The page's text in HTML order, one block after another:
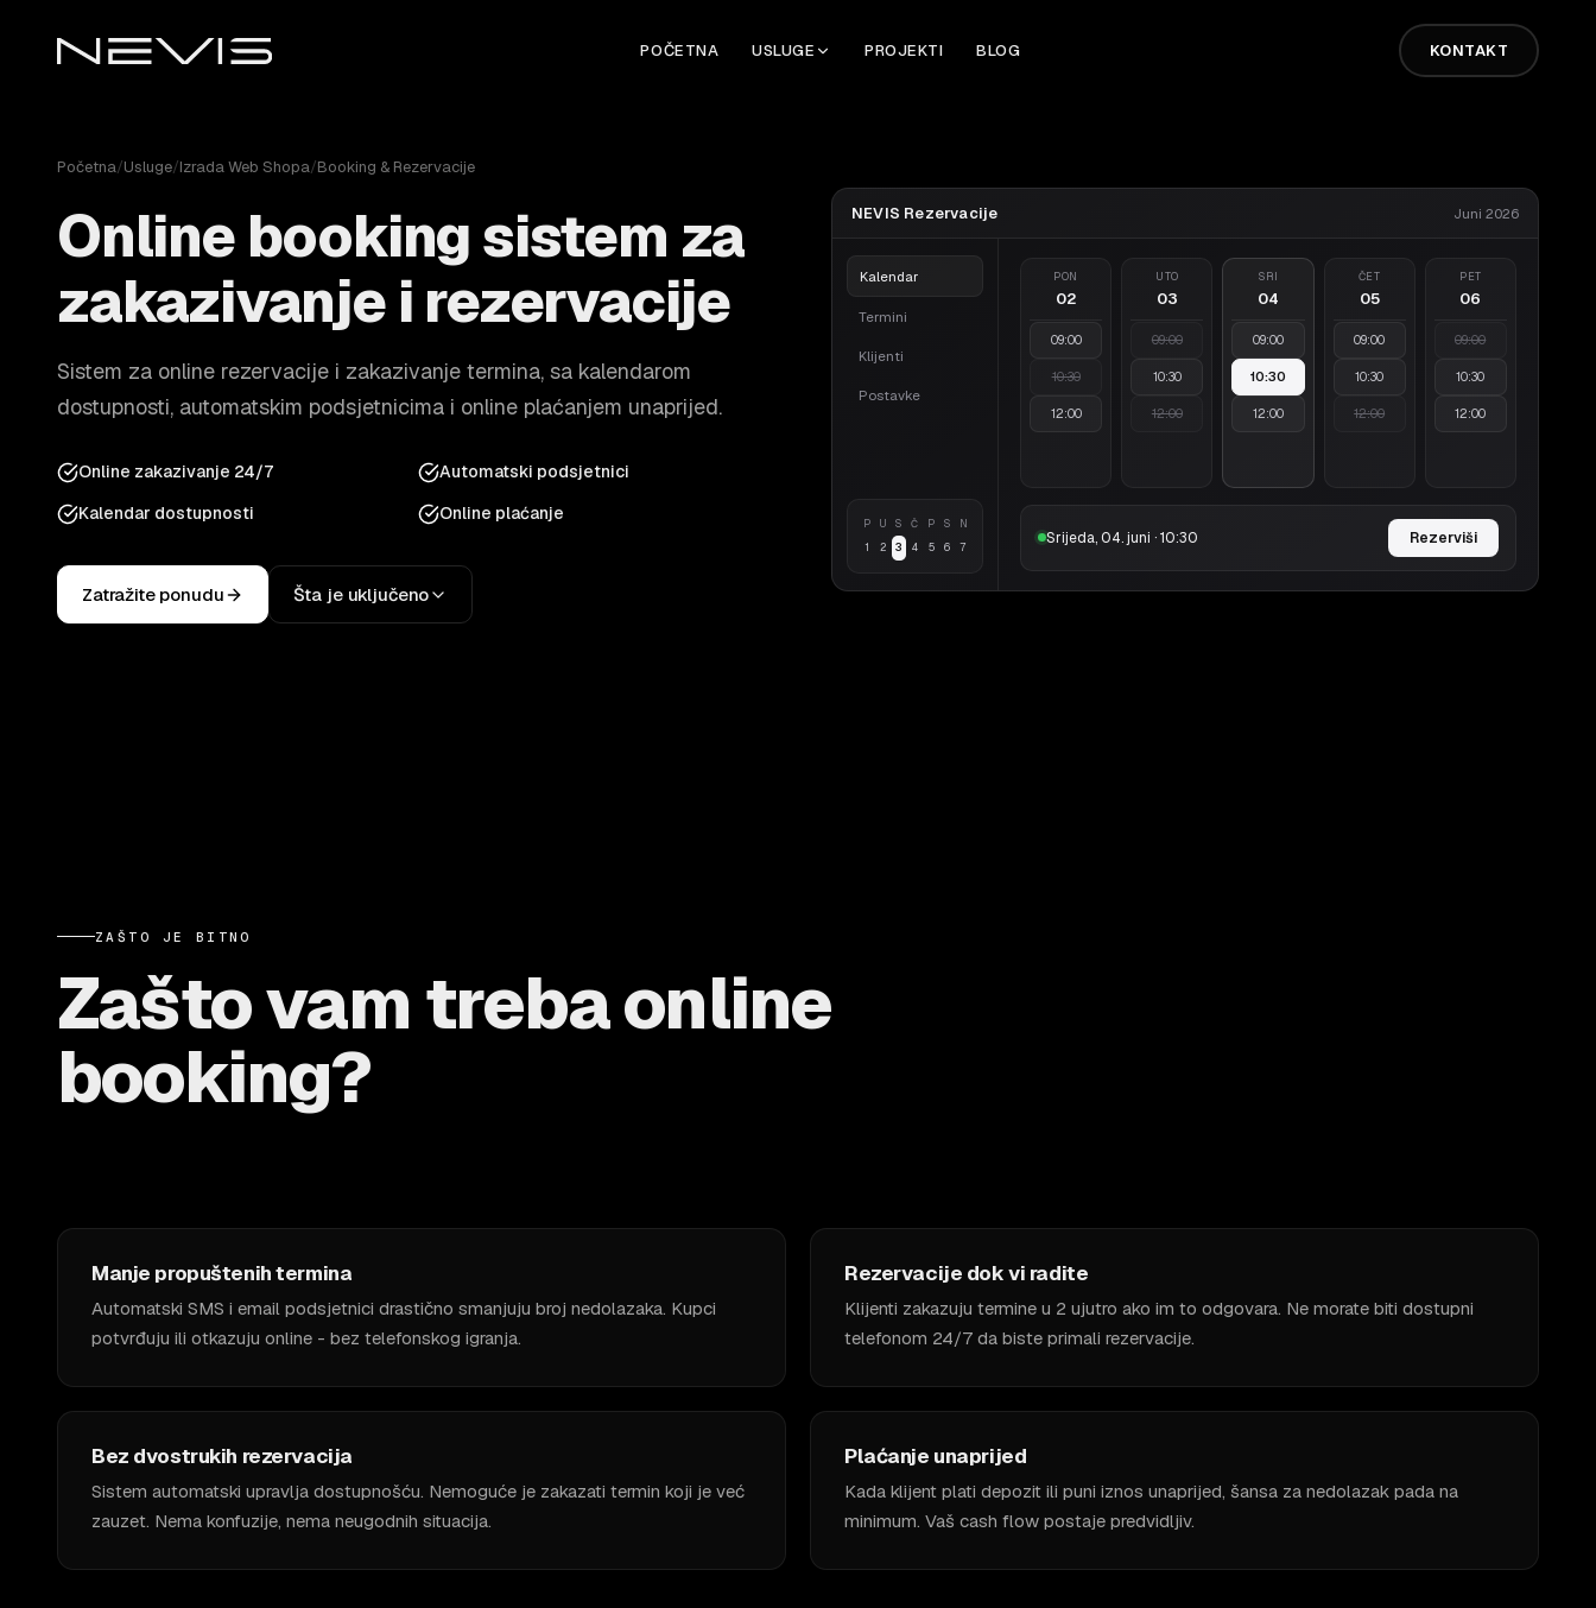
POČETNA USLUGE PROJEKTI BLOG KONTAKT
Početna/Usluge/Izrada Web Shopa/Booking & Rezervacije
Online booking sistem za
zakazivanje i rezervacije
Sistem za online rezervacije i zakazivanje termina, sa kalendarom
dostupnosti, automatskim podsjetnicima i online plaćanjem unaprijed.
Online zakazivanje 24/7
Automatski podsjetnici
Kalendar dostupnosti
Online plaćanje
Zatražite ponudu Šta je uključeno
NEVIS Rezervacije Juni 2026
Kalendar
Termini
Klijenti
Postavke
P U S Č P S
N
1
2 3 4 5 6 7
PON
02
09:00
10:30
12:00
UTO
03
09:00
10:30
12:00
SRI
04
09:00
10:30
12:00
ČET
05
09:00
10:30
12:00
PET
06
09:00
10:30
12:00
Srijeda, 04. juni · 10:30 Rezerviši
ZAŠTO JE BITNO
Zašto vam treba online
booking?
Manje propuštenih termina
Automatski SMS i email podsjetnici drastično smanjuju broj nedolazaka. Kupci
potvrđuju ili otkazuju online - bez telefonskog igranja.
Rezervacije dok vi radite
Klijenti zakazuju termine u 2 ujutro ako im to odgovara. Ne morate biti dostupni
telefonom 24/7 da biste primali rezervacije.
Bez dvostrukih rezervacija
Sistem automatski upravlja dostupnošću. Nemoguće je zakazati termin koji je već
zauzet. Nema konfuzije, nema neugodnih situacija.
Plaćanje unaprijed
Kada klijent plati depozit ili puni iznos unaprijed, šansa za nedolazak pada na
minimum. Vaš cash flow postaje predvidljiv.